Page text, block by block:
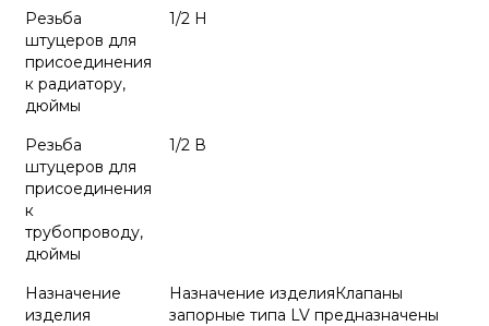
Резьба
штуцеров для
присоединения
к радиатору,
дюймы
1/2 Н
Резьба
штуцеров для
присоединения
к
трубопроводу,
дюймы
1/2 В
Назначение
изделия
Назначение изделияКлапаны
запорные типа LV предназначены